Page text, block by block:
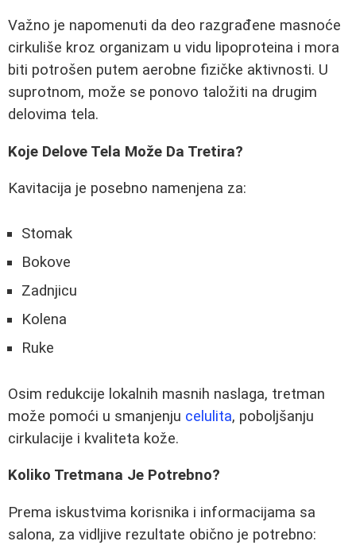
Važno je napomenuti da deo razgrađene masnoće
cirkuliše kroz organizam u vidu lipoproteina i mora
biti potrošen putem aerobne fizičke aktivnosti. U
suprotnom, može se ponovo taložiti na drugim
delovima tela.
Koje Delove Tela Može Da Tretira?
Kavitacija je posebno namenjena za:
Stomak
Bokove
Zadnjicu
Kolena
Ruke
Osim redukcije lokalnih masnih naslaga, tretman
može pomoći u smanjenju celulita, poboljšanju
cirkulacije i kvaliteta kože.
Koliko Tretmana Je Potrebno?
Prema iskustvima korisnika i informacijama sa
salona, za vidljive rezultate obično je potrebno: